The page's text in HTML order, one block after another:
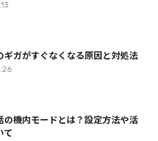
ギガがすぐなくなる原因と対処法
の機内モードとは？設定方法や活
て